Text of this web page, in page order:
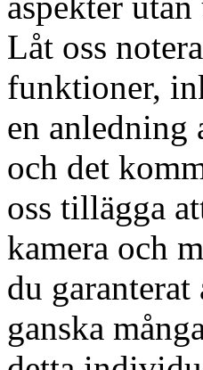
Låt oss
funktioner,
en anledning
och det
oss tillägga
kamera och
du
ganska